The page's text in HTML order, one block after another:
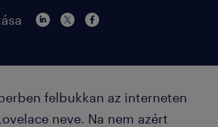
felbukkan az interneten
neve. Na nem azért